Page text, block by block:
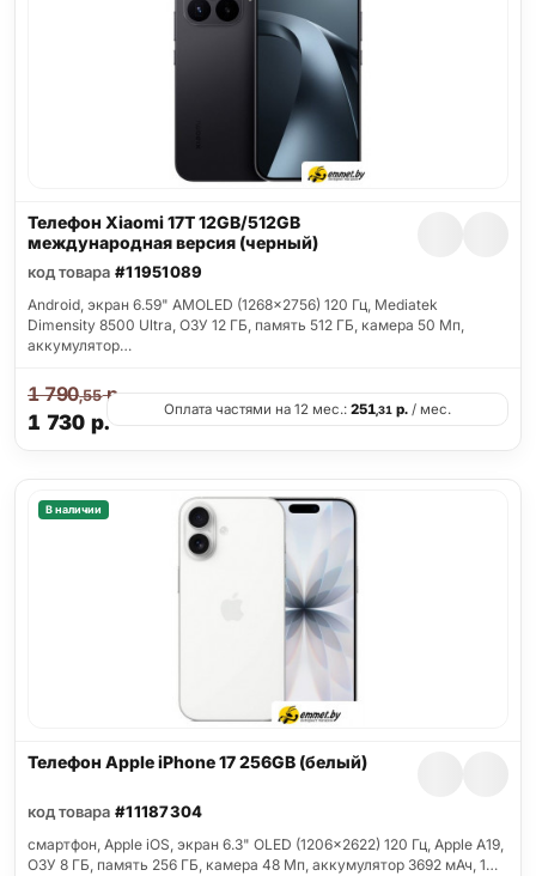
Телефон Xiaomi 17T 12GB/512GB
международная версия (черный)
код товара #11951089
Android, экран 6.59" AMOLED (1268x2756) 120 Гц, Mediatek
Dimensity 8500 Ultra, ОЗУ 12 ГБ, память 512 ГБ, камера 50 Мп,
аккумулятор…
1 730 р.
1 790,55р.
Оплата частями на 12 мес.: 251,31 р. / мес.
В наличии
Телефон Apple iPhone 17 256GB (белый)
код товара #11187304
смартфон, Apple iOS, экран 6.3" OLED (1206x2622) 120 Гц, Apple A19,
ОЗУ 8 ГБ, память 256 ГБ, камера 48 Мп, аккумулятор 3692 мАч, 1…